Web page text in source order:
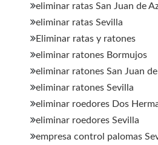
eliminar ratas San Juan de
eliminar ratas Sevilla
Eliminar ratas y ratones
eliminar ratones Bormujos
eliminar ratones San Juan
eliminar ratones Sevilla
eliminar roedores Dos
eliminar roedores Sevilla
empresa control palomas